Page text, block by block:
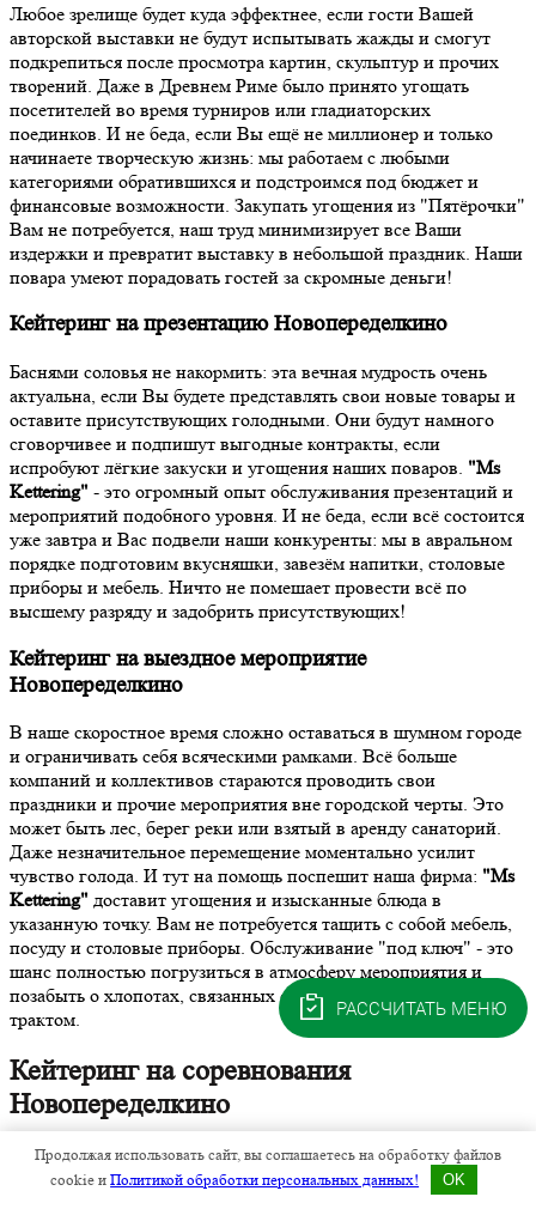
Любое зрелище будет куда эффектнее, если гости Вашей
авторской выставки не будут испытывать жажды и смогут
подкрепиться после просмотра картин, скульптур и прочих
творений. Даже в Древнем Риме было принято угощать
посетителей во время турниров или гладиаторских
поединков. И не беда, если Вы ещё не миллионер и только
начинаете творческую жизнь: мы работаем с любыми
категориями обратившихся и подстроимся под бюджет и
финансовые возможности. Закупать угощения из "Пятёрочки"
Вам не потребуется, наш труд минимизирует все Ваши
издержки и превратит выставку в небольшой праздник. Наши
повара умеют порадовать гостей за скромные деньги!
Кейтеринг на презентацию Новопеределкино
Баснями соловья не накормить: эта вечная мудрость очень
актуальна, если Вы будете представлять свои новые товары и
оставите присутствующих голодными. Они будут намного
сговорчивее и подпишут выгодные контракты, если
испробуют лёгкие закуски и угощения наших поваров. "Ms
Kettering" - это огромный опыт обслуживания презентаций и
мероприятий подобного уровня. И не беда, если всё состоится
уже завтра и Вас подвели наши конкуренты: мы в авральном
порядке подготовим вкусняшки, завезём напитки, столовые
приборы и мебель. Ничто не помешает провести всё по
высшему разряду и задобрить присутствующих!
Кейтеринг на выездное мероприятие
Новопеределкино
В наше скоростное время сложно оставаться в шумном городе
и ограничивать себя всяческими рамками. Всё больше
компаний и коллективов стараются проводить свои
праздники и прочие мероприятия вне городской черты. Это
может быть лес, берег реки или взятый в аренду санаторий.
Даже незначительное перемещение моментально усилит
чувство голода. И тут на помощь поспешит наша фирма: "Ms
Kettering" доставит угощения и изысканные блюда в
указанную точку. Вам не потребуется тащить с собой мебель,
посуду и столовые приборы. Обслуживание "под ключ" - это
шанс полностью погрузиться в атмосферу мероприятия и
позабыть о хлопотах, связанных с желудочно-кишечным
трактом.
Кейтеринг на соревнования
Новопеределкино
Любой состязательный процесс сопряжён с колоссальными
затратами энергии. Очень часто спортсмены вынуждены
Продолжая использовать сайт, вы соглашаетесь на обработку файлов
cookie иПолитикой обработки персональных данных! OK
РАССЧИТАТЬ МЕНЮ